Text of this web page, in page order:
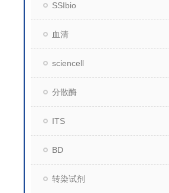
SSIbio
血清
sciencell
分散酶
ITS
BD
转染试剂